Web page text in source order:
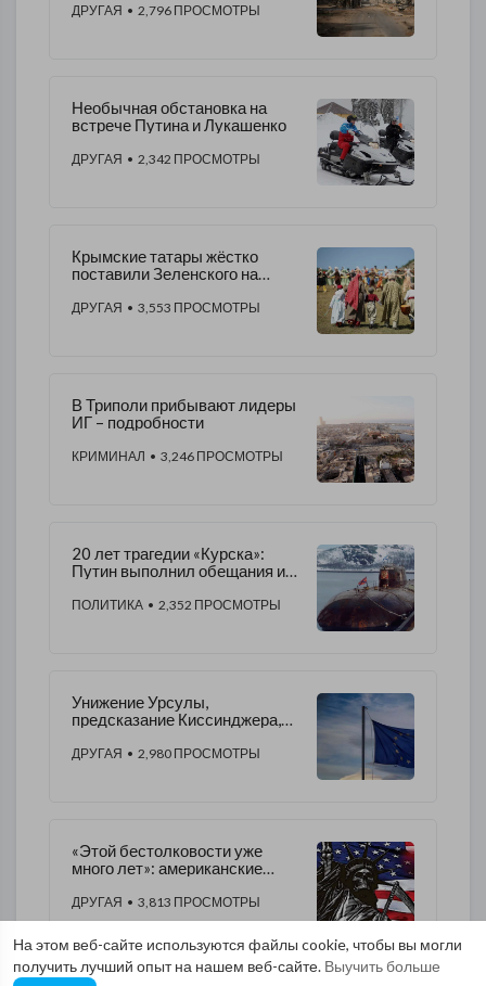
На этом веб-сайте используются файлы cookie, чтобы вы могли
получить лучший опыт на нашем веб-сайте. Выучить больше
Ливии
ДРУГАЯ • 2,796 ПРОСМОТРЫ
Необычная обстановка на
встрече Путина и Лукашенко
ДРУГАЯ • 2,342 ПРОСМОТРЫ
Крымские татары жёстко
поставили Зеленского на
бредом
ДРУГАЯ • 3,553 ПРОСМОТРЫ
В Триполи прибывают лидеры
ИГ – подробности
КРИМИНАЛ • 3,246 ПРОСМОТРЫ
20 лет трагедии «Курска»:
Путин выполнил обещания и
ПОЛИТИКА • 2,352 ПРОСМОТРЫ
Унижение Урсулы,
предсказание Киссинджера,
себя
ДРУГАЯ • 2,980 ПРОСМОТРЫ
«Этой бестолковости уже
много лет»: американские
политиков
ДРУГАЯ • 3,813 ПРОСМОТРЫ